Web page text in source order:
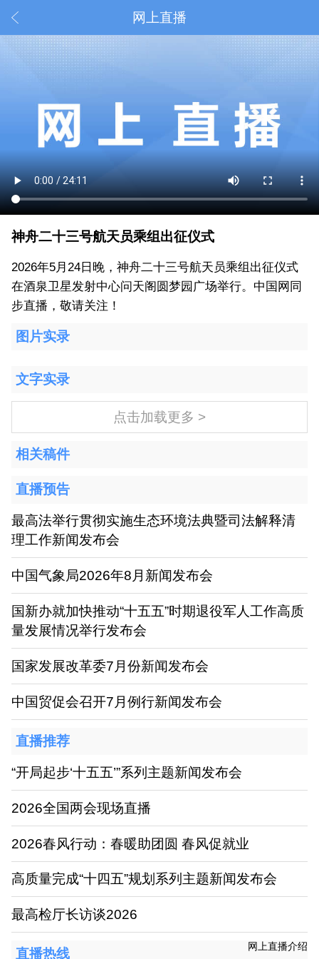
网上直播
神舟二十三号航天员乘组出征仪式
2026年5月24日晚，神舟二十三号航天员乘组出征仪式
在酒泉卫星发射中心问天阁圆梦园广场举行。中国网同
步直播，敬请关注！
图片实录
文字实录
点击加载更多 >
相关稿件
直播预告
最高法举行贯彻实施生态环境法典暨司法解释清
理工作新闻发布会
中国气象局2026年8月新闻发布会
国新办就加快推动“十五五”时期退役军人工作高质
量发展情况举行发布会
国家发展改革委7月份新闻发布会
中国贸促会召开7月例行新闻发布会
直播推荐
“开局起步‘十五五’”系列主题新闻发布会
2026全国两会现场直播
2026春风行动：春暖助团圆 春风促就业
高质量完成“十四五”规划系列主题新闻发布会
最高检厅长访谈2026
网上直播介绍
直播热线